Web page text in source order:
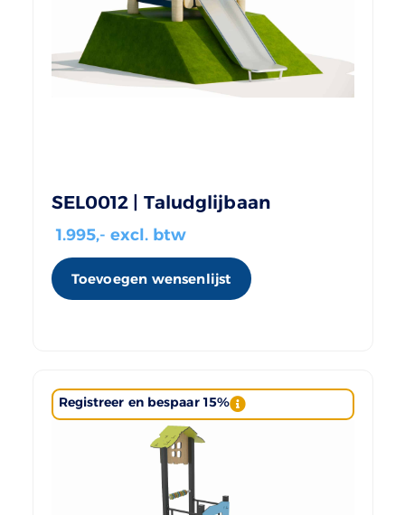
SEL0012 | Taludglijbaan
1.995,- excl. btw
Toevoegen wensenlijst
Registreer en bespaar 15%